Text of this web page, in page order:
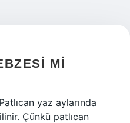
MI
yaz aylarında
Çünkü patlıcan